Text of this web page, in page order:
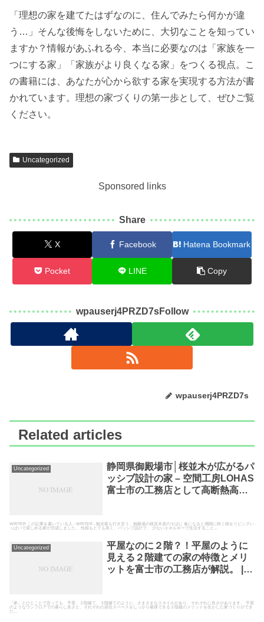
「理想の家を建てたはずなのに、住んでみたら何かが違
う…」そんな後悔をしないために、大切なことを知ってい
ますか？情報があふれる今、本当に必要なのは「家族を一
つにする家」「家族がより良くなる家」をつくる視点。こ
の書籍には、あなたが心から欲する家を実現する方法が書
かれています。理想の家づくりの第一歩として、ぜひご覧
ください。
Uncategorized
Sponsored links
Share
X Facebook Hatena Bookmark
Pocket LINE Copy
wpauserj4PRZD7sFollow
wpauserj4PRZD7s
Related articles
Uncategorized
静岡県御殿場市│桜並木が広がるパ
ッシブ設計の家 – 空間工房LOHAS
富士市の工務店として高断熱高気
WRITER この記事を書いている人 - WRITER - 観光客も行き交う、御殿場の桜並木道のそばに 春になると満開に咲く桜をリビングい
っぱいで楽しめる家が完成しました。 性能もとても高く、パッシブ設計で、 少ないエネルギーで生活すること...
Uncategorized
平屋なのに２階？！平屋のように
見える２階建ての家の特徴とメリ
ットを富士市の工務店が解説。 |
「家」とひとことで言っても、平屋、２階建て、３階建てのように、さまざまなスタイルがあり、それぞれに良さがあります。 平屋
のようなワンフロアでの暮らし良さと、それぞれの居住スペースをしっかり確保できる２階建のメリットを生かした家づくりができ
た...